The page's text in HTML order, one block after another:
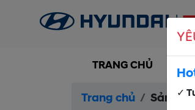
TRANG CHỦ
Trang chủ Sản ✓